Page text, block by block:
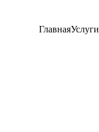
ГлавнаяУслуги